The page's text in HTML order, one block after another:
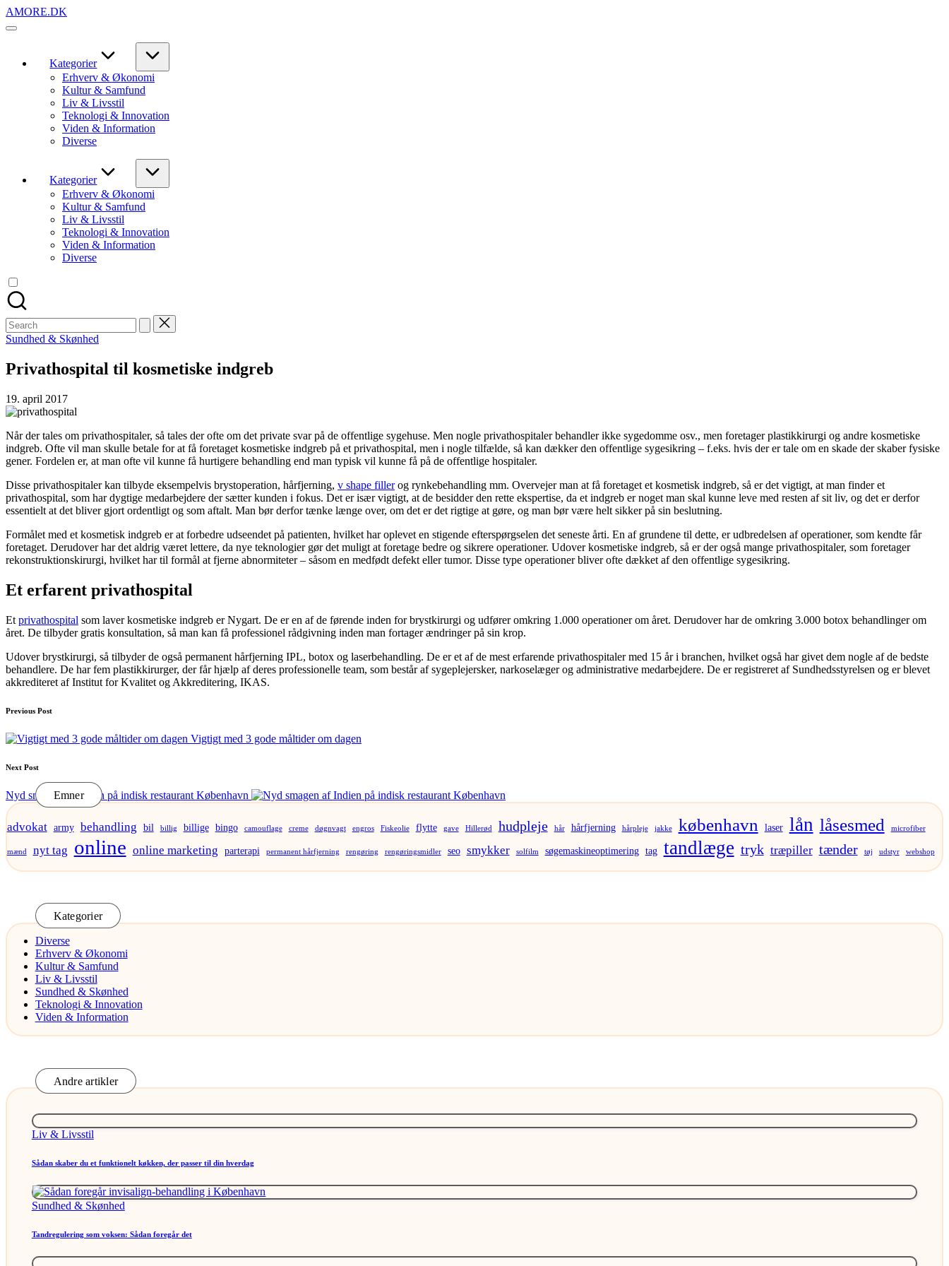
Skip
to
AMORE.DK
For
Kategorier
Erhverv & Økonomi
Kultur & Samfund
Liv & Livsstil
Teknologi & Innovation
Viden & Information
Diverse
Kategorier
Erhverv & Økonomi
Kultur & Samfund
Liv & Livsstil
Teknologi & Innovation
Viden & Information
Diverse
Search
for:
Posted
Sundhed & Skønhed
Privathospital til kosmetiske indgreb
19. april 2017
Når der tales om privathospitaler, så tales der ofte om det private svar på de offentlige sygehuse. Men nogle privathospitaler behandler ikke sygedomme osv., men foretager plastikkirurgi og andre kosmetiske
indgreb. Ofte vil man skulle betale for at få foretaget kosmetiske indgreb på et privathospital, men i nogle tilfælde, så kan dækker den offentlige sygesikring – f.eks. hvis der er tale om en skade der skaber fysiske
gener. Fordelen er, at man ofte vil kunne få hurtigere behandling end man typisk vil kunne få på de offentlige hospitaler.
Disse privathospitaler kan tilbyde eksempelvis brystoperation, hårfjerning, v shape fillerog rynkebehandling mm. Overvejer man at få foretaget et kosmetisk indgreb, så er det vigtigt, at man finder et
privathospital, som har dygtige medarbejdere der sætter kunden i fokus. Det er især vigtigt, at de besidder den rette ekspertise, da et indgreb er noget man skal kunne leve med resten af sit liv, og det er derfor
essentielt at det bliver gjort ordentligt og som aftalt. Man bør derfor tænke længe over, om det er det rigtige at gøre, og man bør være helt sikker på sin beslutning.
Formålet med et kosmetisk indgreb er at forbedre udseendet på patienten, hvilket har oplevet en stigende efterspørgselen det seneste årti. En af grundene til dette, er udbredelsen af operationer, som kendte får
foretaget. Derudover har det aldrig været lettere, da nye teknologier gør det muligt at foretage bedre og sikrere operationer. Udover kosmetiske indgreb, så er der også mange privathospitaler, som foretager
rekonstruktionskirurgi, hvilket har til formål at fjerne abnormiteter – såsom en medfødt defekt eller tumor. Disse type operationer bliver ofte dækket af den offentlige sygesikring.
Et erfarent privathospital
Et privathospital som laver kosmetiske indgreb er Nygart. De er en af de førende inden for brystkirurgi og udfører omkring 1.000 operationer om året. Derudover har de omkring 3.000 botox behandlinger om
året. De tilbyder gratis konsultation, så man kan få professionel rådgivning inden man fortager ændringer på sin krop.
Udover brystkirurgi, så tilbyder de også permanent hårfjerning IPL, botox og laserbehandling. De er et af de mest erfarende privathospitaler med 15 år i branchen, hvilket også har givet dem nogle af de bedste
behandlere. De har fem plastikkirurger, der får hjælp af deres professionelle team, som består af sygeplejersker, narkoselæger og administrative medarbejdere. De er registreret af Sundhedsstyrelsen og er blevet
akkrediteret af Institut for Kvalitet og Akkreditering, IKAS.
Post
navigation
Previous Post
Vigtigt med 3 gode måltider om dagen
Next Post
Nyd smagen af Indien på indisk restaurant København
Emner
advokat army behandling bil billig billige bingo camouflage creme døgnvagt engros Fiskeolie flytte gave Hillerød hudpleje hår hårfjerning hårpleje jakke københavn laser lån låsesmed microfiber
mænd nyt tag online online marketing parterapi permanent hårfjerning rengøring rengøringsmidler seo smykker solfilm søgemaskineoptimering tag tandlæge tryk træpiller tænder tøj udstyr webshop
Kategorier
Diverse
Erhverv & Økonomi
Kultur & Samfund
Liv & Livsstil
Sundhed & Skønhed
Teknologi & Innovation
Viden & Information
Andre artikler
Posted
Liv & Livsstil
Sådan skaber du et funktionelt køkken, der passer til din hverdag
Posted
Sundhed & Skønhed
Tandregulering som voksen: Sådan foregår det